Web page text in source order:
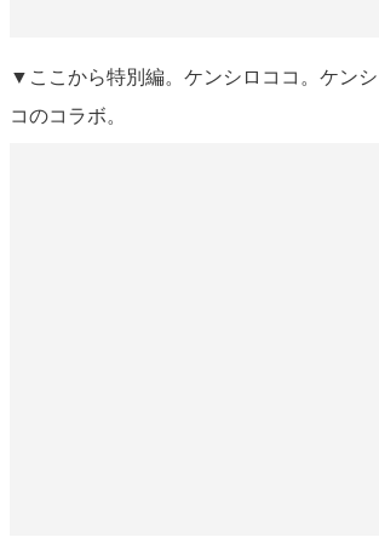
▼ここから特別編。ケンシロココ。ケン
コのコラボ。